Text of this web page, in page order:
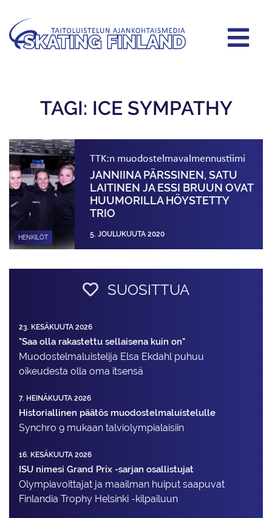
TAGI: ICE SYMPATHY
HENKILÖT
TTK:n muodostelma­valmennustiimi
JANNIINA PÄRSSINEN, SATU
LAITINEN JA ESSI BRUUN OVAT
HUUMORILLA HÖYSTETTY
TRIO
5. JOULUKUUTA 2020
SUOSITTUA
23. KESÄKUUTA 2026
"Saa olla rakastettu sellaisena kuin on"
Muodostelma­luistelija Elsa Ekdahl puhuu
oikeudesta olla oma itsensä
7. HEINÄKUUTA 2026
Historiallinen päätös muodostelmaluistelulle
Synchro 9 mukaan talviolympialaisiin
16. KESÄKUUTA 2026
ISU nimesi Grand Prix -sarjan osallistujat
Olympiavoittajat ja maailman huiput saapuvat
Finlandia Trophy Helsinki -kilpailuun